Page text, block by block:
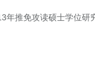
推免攻读硕士学位研